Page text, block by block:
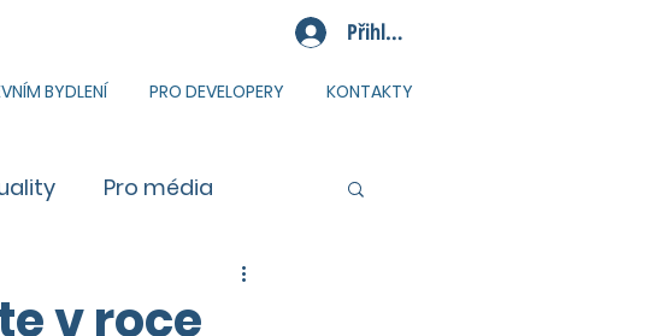
BYDLENÍ PRO DEVELOPERY KONTAKTY
Přihlásit se
Pro média
v roce